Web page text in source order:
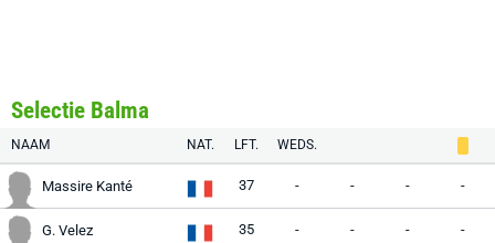
Selectie Balma
NAAM NAT. LFT. WEDS.
Massire Kanté 37 - - - -
G. Velez 35 - - - -